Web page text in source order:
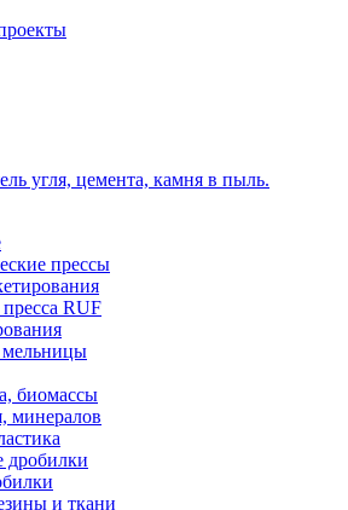
угля, цемента, камня в пыль.
прессы
RUF
мельницы
биомассы
минералов
дробилки
и ткани